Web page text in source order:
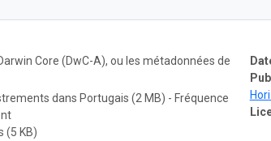
Core (DwC-A), ou les métadonnées de
dans Portugais (2 MB) - Fréquence
(5 KB)